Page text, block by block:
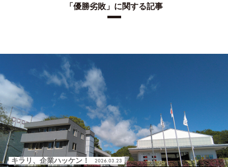
「優勝劣敗」に関する記事
キラリ、企業ハッケン！ 2026.03.23